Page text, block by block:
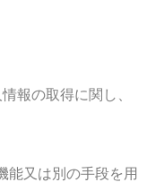
報の取得に関し、
能又は別の手段を用